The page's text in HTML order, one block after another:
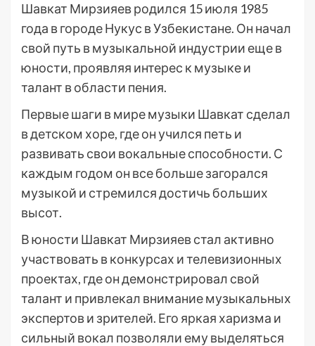
Шавкат Мирзияев родился 15 июля 1985
года в городе Нукус в Узбекистане. Он начал
свой путь в музыкальной индустрии еще в
юности, проявляя интерес к музыке и
талант в области пения.
Первые шаги в мире музыки Шавкат сделал
в детском хоре, где он учился петь и
развивать свои вокальные способности. С
каждым годом он все больше загорался
музыкой и стремился достичь больших
высот.
В юности Шавкат Мирзияев стал активно
участвовать в конкурсах и телевизионных
проектах, где он демонстрировал свой
талант и привлекал внимание музыкальных
экспертов и зрителей. Его яркая харизма и
сильный вокал позволяли ему выделяться